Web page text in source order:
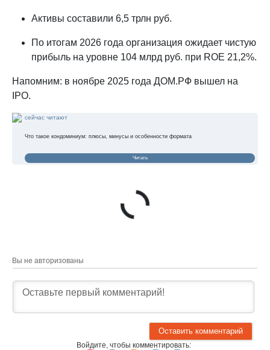
Активы составили 6,5 трлн руб.
По итогам 2026 года организация ожидает чистую
прибыль на уровне 104 млрд руб. при ROE 21,2%.
Напомним: в ноябре 2025 года ДOМ.PФ вышел на
IPO.
сейчас читают
Что такое кондоминиум: плюсы, минусы и особенности формата
Читать
Вы не авторизованы
Войдите, чтобы комментировать: